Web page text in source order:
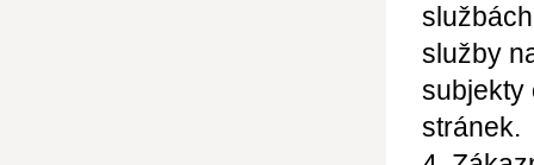
služby
subjekty
stránek.